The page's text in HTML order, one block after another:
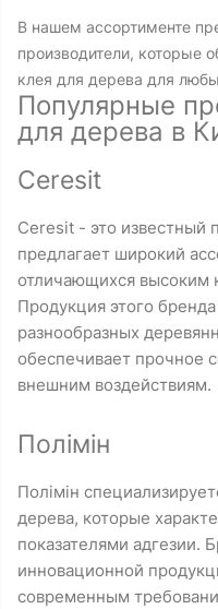
В нашем ассортименте
производители, которые
клея для дерева для
Популярные
для дерева в
Ceresit
Ceresit - это известный
предлагает широкий
отличающихся высоким
Продукция этого
разнообразных
обеспечивает прочное
внешним воздействиям.
Полімін
Полімін
дерева, которые
показателями адгезии.
инновационной
современным